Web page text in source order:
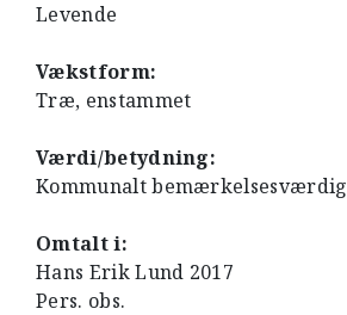
Levende
Vækstform:
Træ, enstammet
Værdi/betydning:
Kommunalt bemærkelsesværdig
Omtalt i:
Hans Erik Lund 2017
Pers. obs.